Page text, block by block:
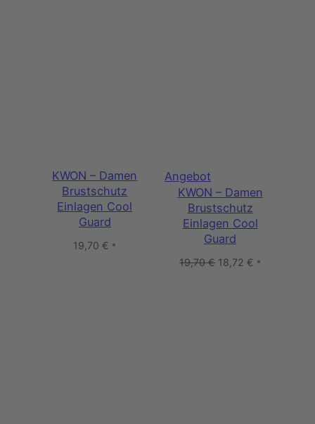
KWON – Damen
Brustschutz
Einlagen Cool
Guard
19,70 € *
Angebot
im
Angebot
KWON – Damen
Brustschutz
Einlagen Cool
Guard
19,70€ Ursprünglicher
18,72 € Aktueller
*